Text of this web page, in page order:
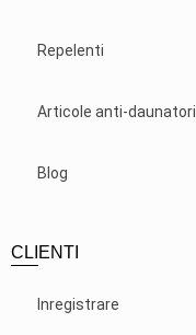
Repelenti
Articole anti-daunatori
Blog
CLIENTI
Inregistrare